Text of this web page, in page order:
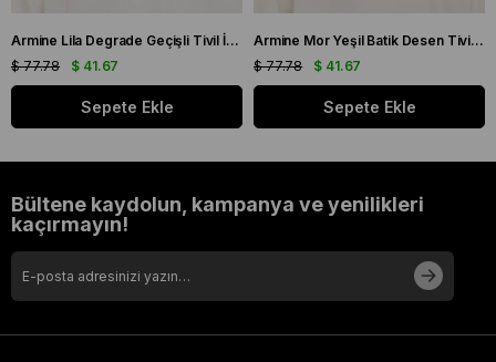
Armine Lila Degrade Geçişli Tivil İpek Eşarp 9051 - 59
$ 41.67
$ 77.78
Sepete Ekle
Armine Mor Yeşil Batik Desen Tivil İpek Eşarp 9136 - 50
$ 41.67
$ 77.78
Sepete Ekle
Bültene kaydolun, kampanya ve yenilikleri
kaçırmayın!